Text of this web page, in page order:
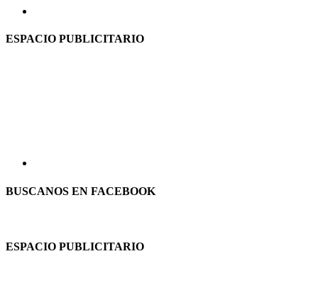
ESPACIO PUBLICITARIO
BUSCANOS EN FACEBOOK
ESPACIO PUBLICITARIO